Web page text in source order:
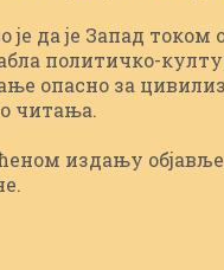
да је Запад
политичко-
опасно за
читања.
издању